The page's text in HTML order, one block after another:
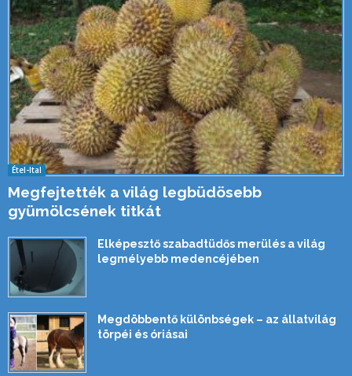
Étel-Ital
Megfejtették a világ legbüdösebb
gyümölcsének titkát
Elképesztő szabadtüdős merülés a világ
legmélyebb medencéjében
Megdöbbentő különbségek – az állatvilág
törpéi és óriásai